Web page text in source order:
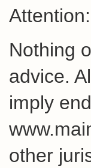
Attention:
Nothing
advice.
imply
other